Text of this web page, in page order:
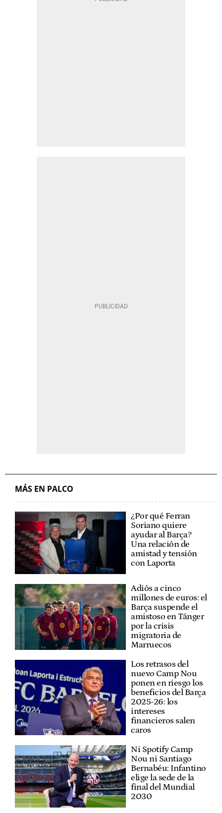
MÁS EN PALCO
¿Por qué Ferran
Soriano quiere
ayudar al Barça?
Una relación de
amistad y tensión
con Laporta
Adiós a cinco
millones de euros: el
Barça suspende el
amistoso en Tánger
por la crisis
migratoria de
Marruecos
Los retrasos del
nuevo Camp Nou
ponen en riesgo los
beneficios del Barça
2025-26: los
intereses
financieros salen
caros
Ni Spotify Camp
Nou ni Santiago
Bernabéu: Infantino
elige la sede de la
final del Mundial
2030